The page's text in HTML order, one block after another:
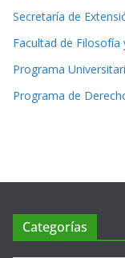
Secretaría de
Facultad de Filosofía
Programa
Programa de
Categorías